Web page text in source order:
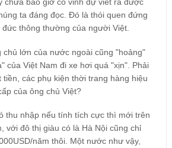
chưa bao giờ có vinh dự viết ra được
ta đáng đọc. Đó là thói quen đứng
thông thường của người Việt.
chủ lớn của nước ngoài cũng "hoảng"
của Việt Nam đi xe hơi quá "xịn". Phải
tiền, các phụ kiện thời trang hàng hiệu
của ông chủ Việt?
thu nhập nếu tính tích cực thì mới trên
với đô thị giàu có là Hà Nội cũng chỉ
năm thôi. Một nước như vậy,